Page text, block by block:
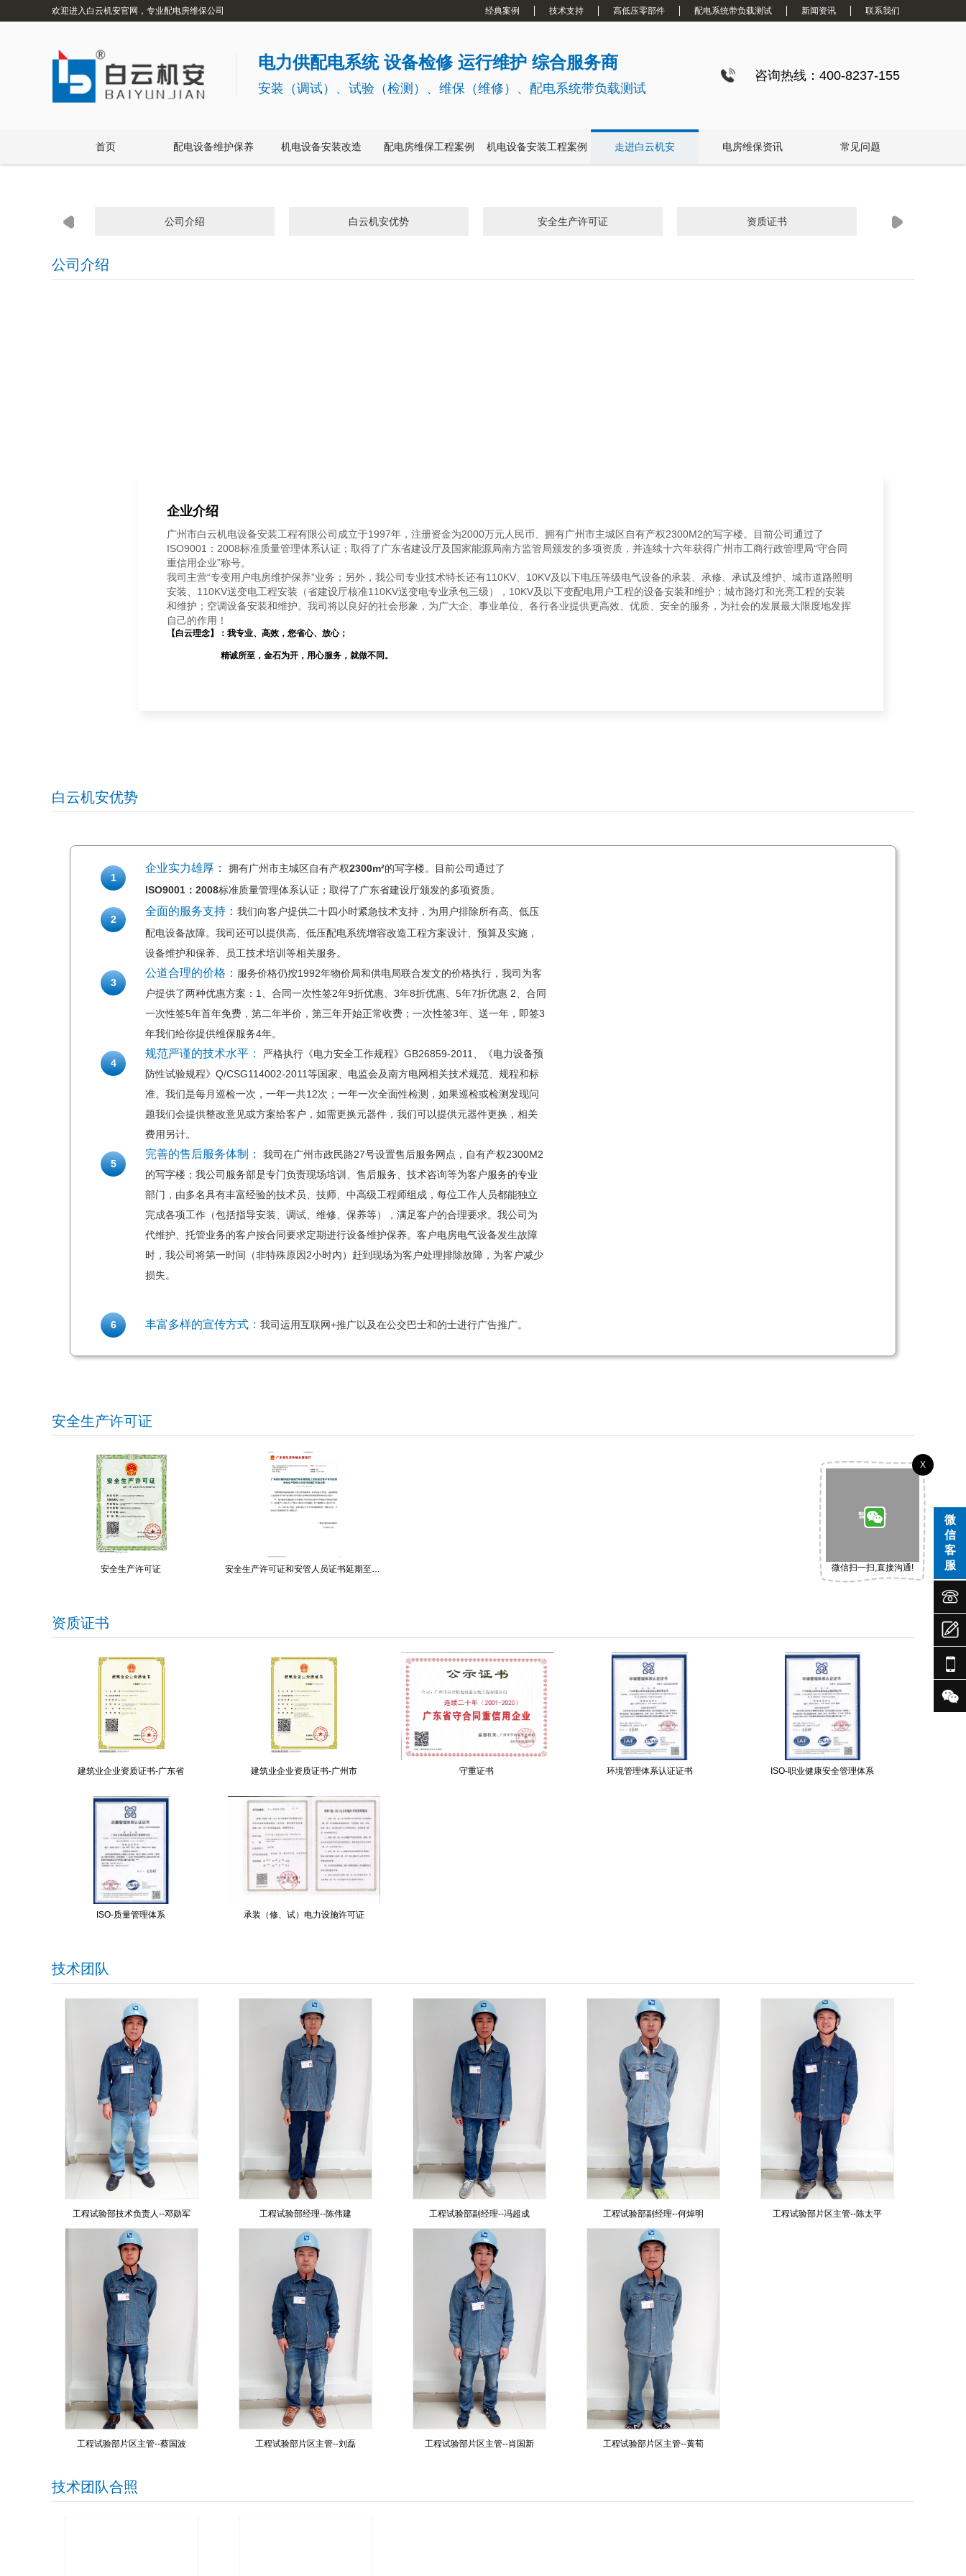
欢迎进入白云机安官网，专业配电房维保公司 经典案例 技术支持 高低压零部件 配电系统带负载测试 新闻资讯 联系我们
电力供配电系统 设备检修 运行维护 综合服务商
安装（调试）、试验（检测）、维保（维修）、配电系统带负载测试
咨询热线：400-8237-155
首页 配电设备维护保养 机电设备安装改造 配电房维保工程案例 机电设备安装工程案例 走进白云机安 电房维保资讯 常见问题
公司介绍 白云机安优势 安全生产许可证 资质证书
公司介绍
企业介绍
广州市白云机电设备安装工程有限公司成立于1997年，注册资金为2000万元人民币、拥有广州市主城区自有产权2300M2的写字楼。目前公司通过了
ISO9001：2008标准质量管理体系认证；取得了广东省建设厅及国家能源局南方监管局颁发的多项资质，并连续十六年获得广州市工商行政管理局“守合同
重信用企业”称号。
我司主营“专变用户电房维护保养”业务；另外，我公司专业技术特长还有110KV、10KV及以下电压等级电气设备的承装、承修、承试及维护、城市道路照明
安装、110KV送变电工程安装（省建设厅核准110KV送变电专业承包三级），10KV及以下变配电用户工程的设备安装和维护；城市路灯和光亮工程的安装
和维护；空调设备安装和维护。我司将以良好的社会形象，为广大企、事业单位、各行各业提供更高效、优质、安全的服务，为社会的发展最大限度地发挥
自己的作用！
【白云理念】：我专业、高效，您省心、放心；
精诚所至，金石为开，用心服务，就做不同。
白云机安优势
1
企业实力雄厚： 拥有广州市主城区自有产权2300m²的写字楼。目前公司通过了
ISO9001：2008标准质量管理体系认证；取得了广东省建设厅颁发的多项资质。
2
全面的服务支持： 我们向客户提供二十四小时紧急技术支持，为用户排除所有高、低压
配电设备故障。我司还可以提供高、低压配电系统增容改造工程方案设计、预算及实施，
设备维护和保养、员工技术培训等相关服务。
3
公道合理的价格： 服务价格仍按1992年物价局和供电局联合发文的价格执行，我司为客
户提供了两种优惠方案：1、合同一次性签2年9折优惠、3年8折优惠、5年7折优惠 2、合同
一次性签5年首年免费，第二年半价，第三年开始正常收费；一次性签3年、送一年，即签3
年我们给你提供维保服务4年。
4
规范严谨的技术水平：
严格执行《电力安全工作规程》GB26859-2011、《电力设备预
防性试验规程》Q/CSG114002-2011等国家、电监会及南方电网相关技术规范、规程和标
准。我们是每月巡检一次，一年一共12次；一年一次全面性检测，如果巡检或检测发现问
题我们会提供整改意见或方案给客户，如需更换元器件，我们可以提供元器件更换，相关
费用另计。
5
完善的售后服务体制：
我司在广州市政民路27号设置售后服务网点，自有产权2300M2
的写字楼；我公司服务部是专门负责现场培训、售后服务、技术咨询等为客户服务的专业
部门，由多名具有丰富经验的技术员、技师、中高级工程师组成，每位工作人员都能独立
完成各项工作（包括指导安装、调试、维修、保养等），满足客户的合理要求。我公司为
代维护、托管业务的客户按合同要求定期进行设备维护保养。客户电房电气设备发生故障
时，我公司将第一时间（非特殊原因2小时内）赶到现场为客户处理排除故障，为客户减少
损失。
6 丰富多样的宣传方式： 我司运用互联网+推广以及在公交巴士和的士进行广告推广。
安全生产许可证
安全生产许可证 安全生产许可证和安管人员证书延期至2023年6月20_00
资质证书
建筑业企业资质证书-广东省 建筑业企业资质证书-广州市 守重证书 环境管理体系认证证书 ISO-职业健康安全管理体系
ISO-质量管理体系 承装（修、试）电力设施许可证
技术团队
工程试验部技术负责人--邓勋军 工程试验部经理--陈伟建 工程试验部副经理--冯超成 工程试验部副经理--何焯明 工程试验部片区主管--陈太平
工程试验部片区主管--蔡国波 工程试验部片区主管--刘磊 工程试验部片区主管--肖国新 工程试验部片区主管--黄荀
技术团队合照
微
信
客
服
X
微信扫一扫,直接沟通!




